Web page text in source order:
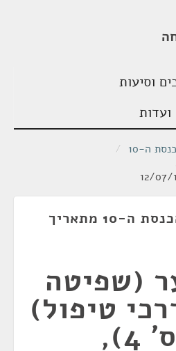
וסיעות
ועדות
ה-10
/
ישיבת ועדה של הכנסת ה-10 מתאריך
(שפיטה
טיפול)
(תיקון מס' 4),